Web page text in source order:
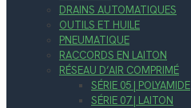
DRAINS AUTOMATIQUES
OUTILS ET HUILE
PNEUMATIQUE
RACCORDS EN LAITON
RÉSEAU D’AIR COMPRIMÉ
SÉRIE 05 | POLYAMIDE
SÉRIE 07 | LAITON